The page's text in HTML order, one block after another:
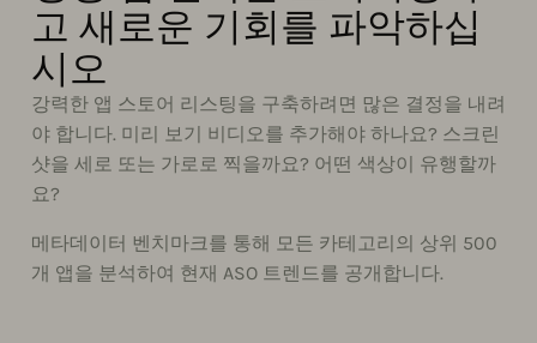
고 새로운 기회를 파악하십
시오
강력한 앱 스토어 리스팅을 구축하려면 많은 결정을 내려
야 합니다. 미리 보기 비디오를 추가해야 하나요? 스크린
샷을 세로 또는 가로로 찍을까요? 어떤 색상이 유행할까
요?
메타데이터 벤치마크를 통해 모든 카테고리의 상위 500
개 앱을 분석하여 현재 ASO 트렌드를 공개합니다.